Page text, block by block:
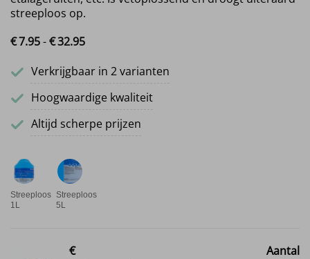
streeploos op.
€7.95-€32.95
Verkrijgbaar in 2 varianten
Hoogwaardige kwaliteit
Altijd scherpe prijzen
Streeploos
1L
Streeploos
5L
€
Aantal